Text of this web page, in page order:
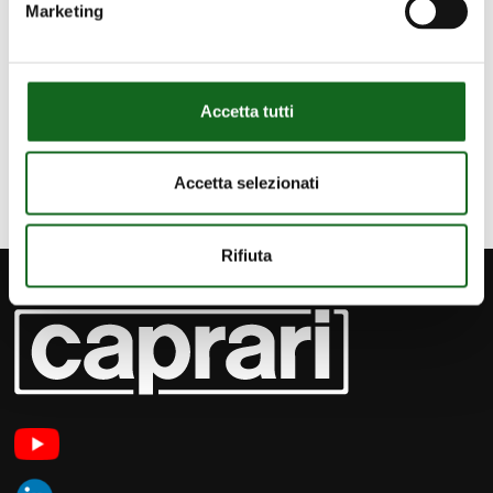
Marketing
Accetta tutti
Accetta selezionati
Rifiuta
Revue de presse